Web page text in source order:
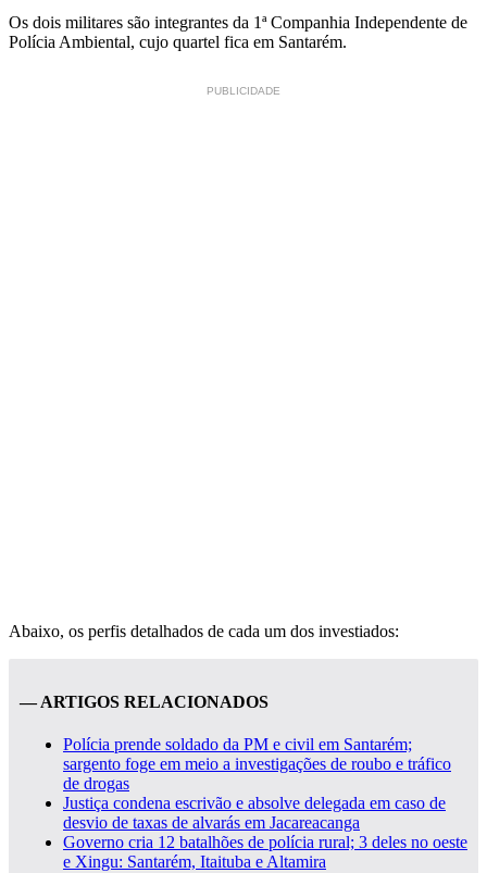
Os dois militares são integrantes da 1ª Companhia Independente de
Polícia Ambiental, cujo quartel fica em Santarém.
PUBLICIDADE
Abaixo, os perfis detalhados de cada um dos investiados:
— ARTIGOS RELACIONADOS
Polícia prende soldado da PM e civil em Santarém;
sargento foge em meio a investigações de roubo e tráfico
de drogas
Justiça condena escrivão e absolve delegada em caso de
desvio de taxas de alvarás em Jacareacanga
Governo cria 12 batalhões de polícia rural; 3 deles no oeste
e Xingu: Santarém, Itaituba e Altamira